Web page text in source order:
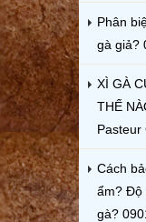
Phân
gà giả?
XÌ GÀ
THẾ
Pasteur
Cách
ẩm? Độ
gà?